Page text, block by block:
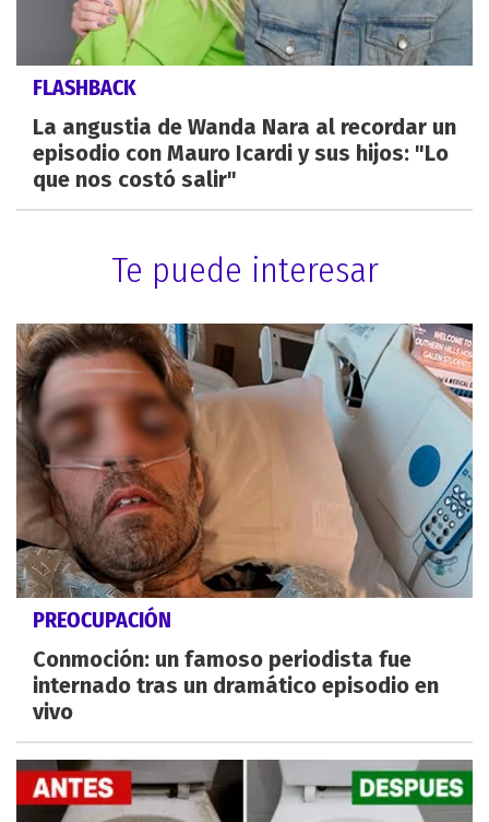
FLASHBACK
La angustia de Wanda Nara al recordar un
episodio con Mauro Icardi y sus hijos: "Lo
que nos costó salir"
Te puede interesar
PREOCUPACIÓN
Conmoción: un famoso periodista fue
internado tras un dramático episodio en
vivo